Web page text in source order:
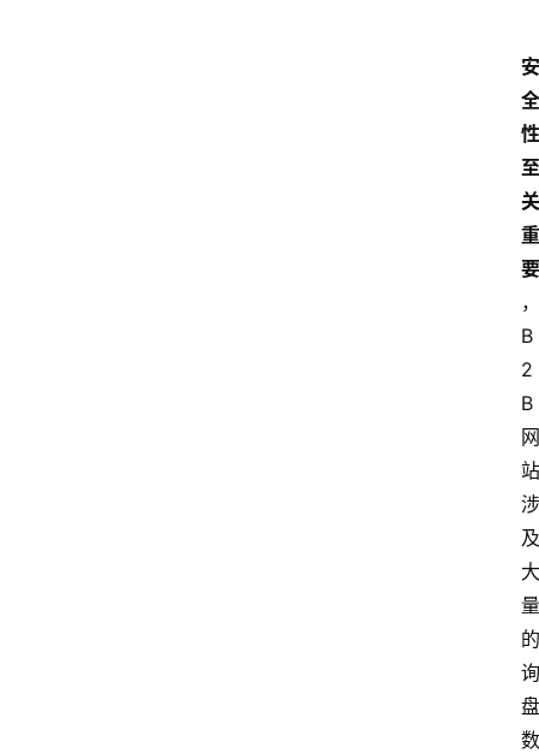
安
全
性
至
关
重
要
，
B
2
B
网
站
涉
及
大
量
的
询
盘
数